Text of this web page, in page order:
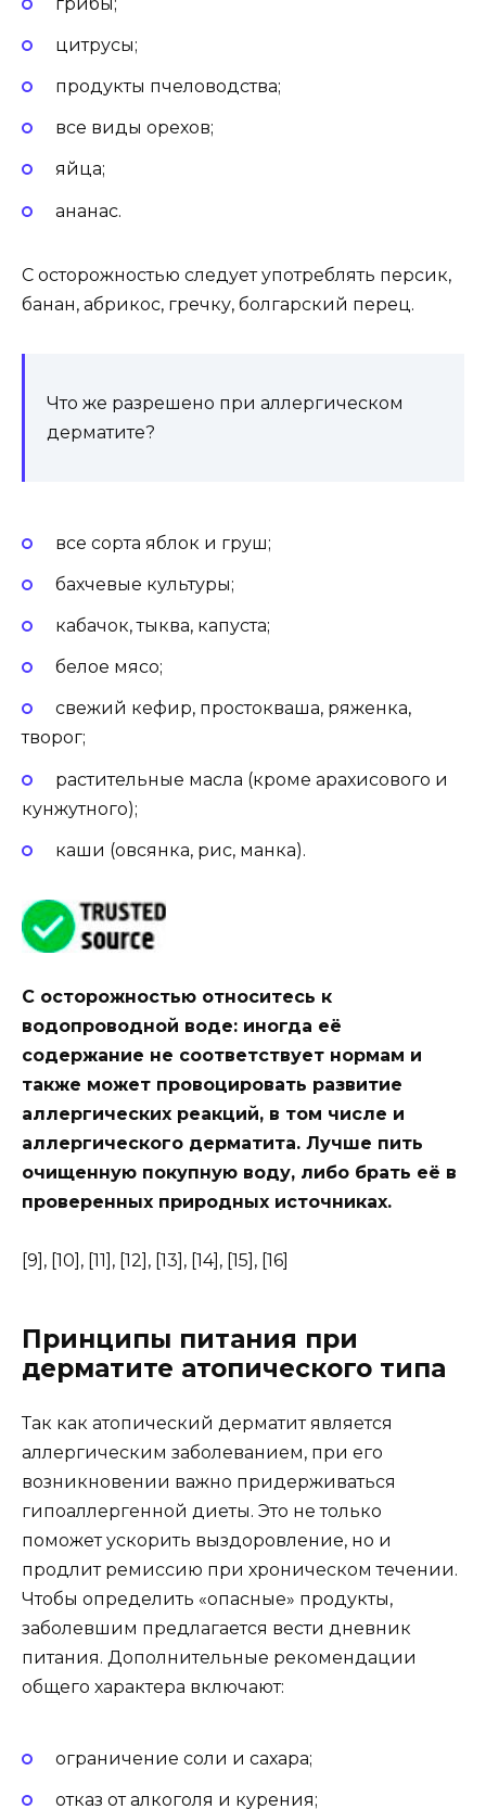
цитрусы;
продукты пчеловодства;
все виды орехов;
яйца;
ананас.
С осторожностью следует употреблять персик,
банан, абрикос, гречку, болгарский перец.
Что же разрешено при аллергическом
дерматите?
все сорта яблок и груш;
бахчевые культуры;
кабачок, тыква, капуста;
белое мясо;
свежий кефир, простокваша, ряженка,
творог;
растительные масла (кроме арахисового и
кунжутного);
каши (овсянка, рис, манка).
С осторожностью относитесь к
водопроводной воде: иногда её
содержание не соответствует нормам и
также может провоцировать развитие
аллергических реакций, в том числе и
аллергического дерматита. Лучше пить
очищенную покупную воду, либо брать её в
проверенных природных источниках.
[9], [10], [11], [12], [13], [14], [15], [16]
Принципы питания при
дерматите атопического типа
Так как атопический дерматит является
аллергическим заболеванием, при его
возникновении важно придерживаться
гипоаллергенной диеты. Это не только
поможет ускорить выздоровление, но и
продлит ремиссию при хроническом течении.
Чтобы определить «опасные» продукты,
заболевшим предлагается вести дневник
питания. Дополнительные рекомендации
общего характера включают:
ограничение соли и сахара;
отказ от алкоголя и курения;